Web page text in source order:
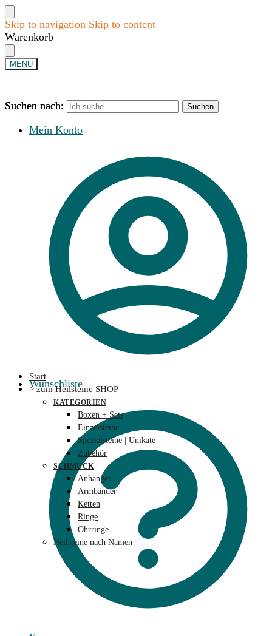
Skip to navigation Skip to content
Warenkorb
MENU
Suchen nach: Suchen
Mein Konto
Wunschliste
Suchen nach: Suchen
Start
> zum Heilsteine SHOP
KATEGORIEN
Boxen + Sets
Einzelsteine
Spezialsteine | Unikate
Zubehör
SCHMUCK
Anhänger
Armbänder
Ketten
Ringe
Ohrringe
Heilsteine nach Namen